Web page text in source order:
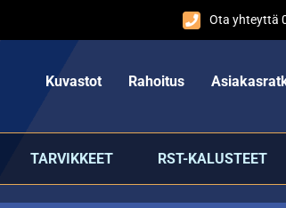
Ota yhteyttä
Kuvastot Rahoitus
TARVIKKEET RST-KALUSTEET